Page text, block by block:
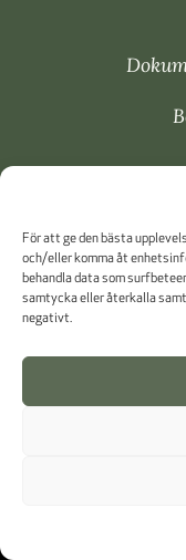
För att ge den bästa
och/eller komma åt
behandla data som
samtycka eller återkalla
negativt.